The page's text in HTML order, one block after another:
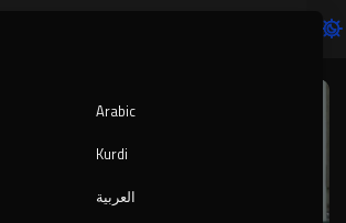
Arabic
Kurdi
العربية